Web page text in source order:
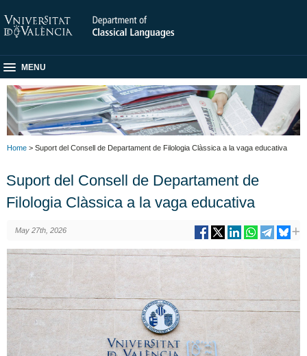
MENU
Home > Suport del Consell de Departament de Filologia Clàssica a la vaga educativa
Suport del Consell de Departament de
Filologia Clàssica a la vaga educativa
May 27th, 2026